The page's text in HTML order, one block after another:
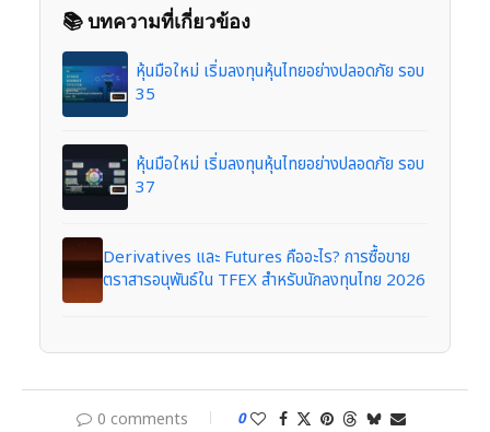
📚 บทความที่เกี่ยวข้อง
หุ้นมือใหม่ เริ่มลงทุนหุ้นไทยอย่างปลอดภัย รอบ
35
หุ้นมือใหม่ เริ่มลงทุนหุ้นไทยอย่างปลอดภัย รอบ
37
Derivatives และ Futures คืออะไร? การซื้อขาย
ตราสารอนุพันธ์ใน TFEX สำหรับนักลงทุนไทย 2026
0 comments 0